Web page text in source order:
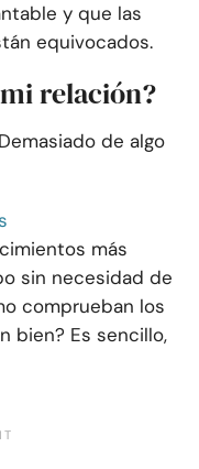
y que las
equivocados.
relación?
de algo
más
sin necesidad de
comprueban los
bien? Es sencillo,